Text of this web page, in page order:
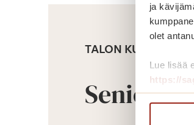
ja
olet
Lue lisää
https://
TALON KUVAUS